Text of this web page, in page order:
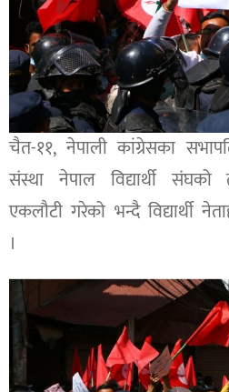
चैत-११, नेपाली कांग्रेसका
संस्था नेपाल विद्यार्थी
एकलौटी गरेको भन्दै विद्यार्थी
।